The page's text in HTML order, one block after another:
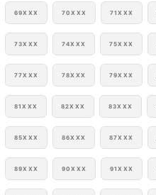
69XXX 70XXX 71XXX
73XXX 74XXX 75XXX
77XXX 78XXX 79XXX
81XXX 82XXX 83XXX
85XXX 86XXX 87XXX
89XXX 90XXX 91XXX